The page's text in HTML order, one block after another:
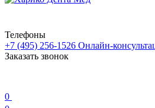
Телефоны
+7 (495) 256-1526 Онлайн-
Заказать звонок
0